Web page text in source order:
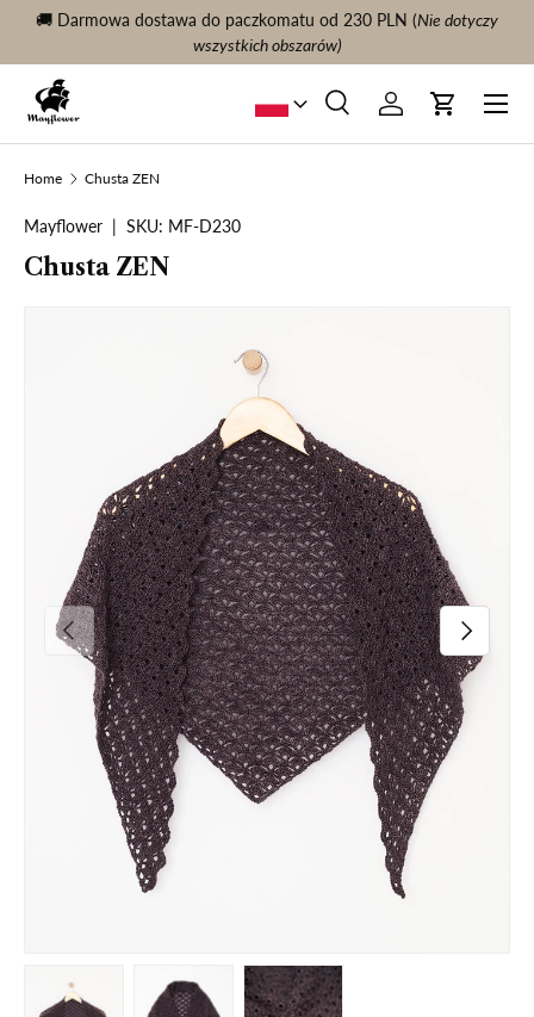
KONTYNUUJ TREŚĆ
🚚 Darmowa dostawa do paczkomatu od 230 PLN (Nie dotyczy
wszystkich obszarów)
Szukaj
SzukajZaloguj sie
Wóz
Menu
Home Chusta ZEN
Mayflower | SKU: MF-D230
Chusta ZEN
POPRZEDNI
Załaduj zdjęcie 1 W galeriiZaładuj zdjęcie 2 W galeriiZaładuj zdjęcie 3 W galerii